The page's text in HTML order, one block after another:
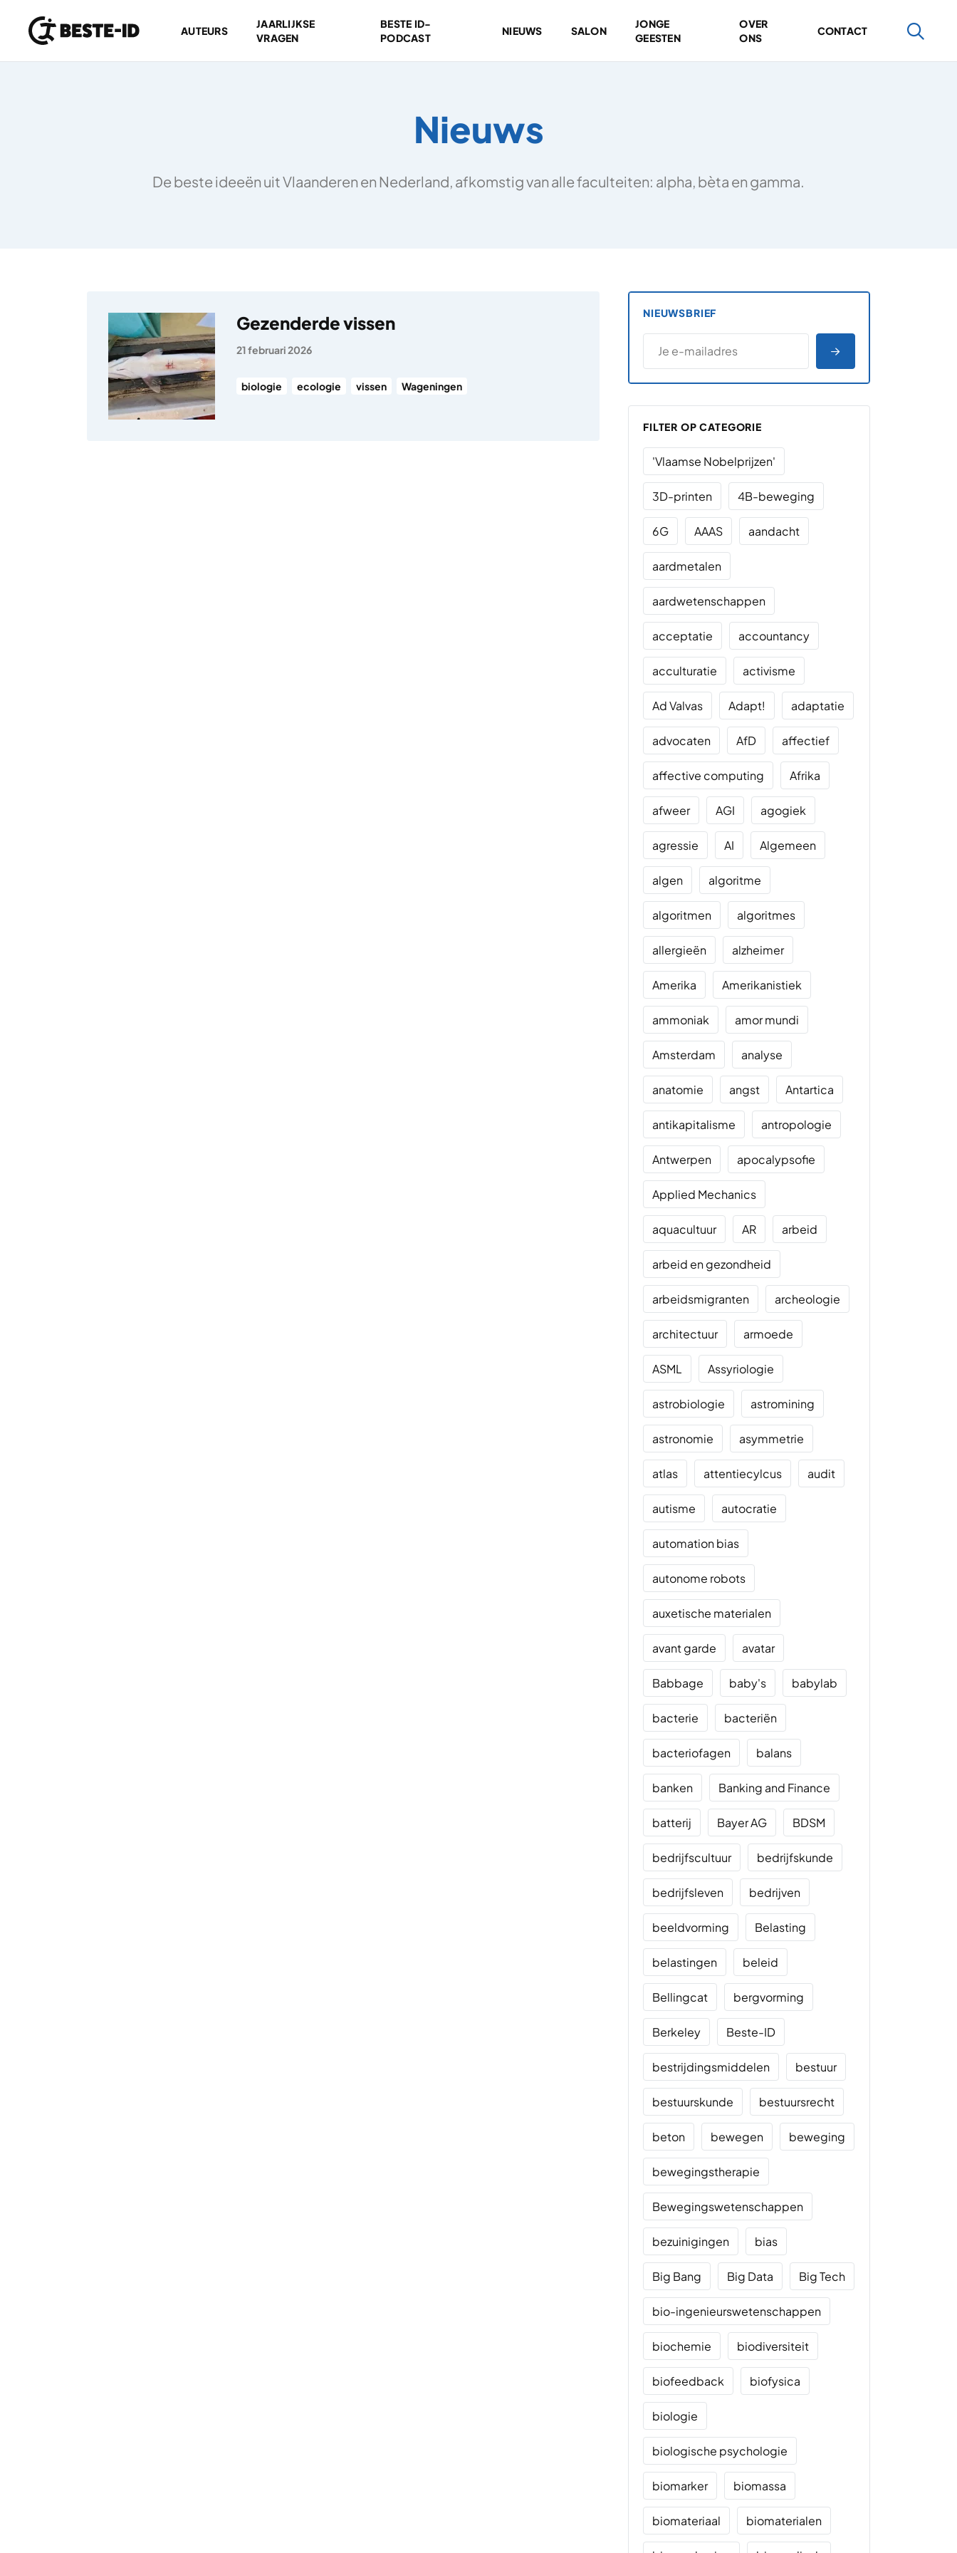
Ga naar inhoud
AUTEURS
JAARLIJKSE
VRAGEN
BESTE ID-
PODCAST
NIEUWS SALON
JONGE
GEESTEN
OVER
ONS
CONTACT
Nieuws
De beste ideeën uit Vlaanderen en Nederland, afkomstig van alle faculteiten: alpha, bèta en gamma.
Gezenderde vissen
21 februari 2026
biologie ecologie vissen Wageningen
NIEUWSBRIEF
E-MAILADRES
*
AANMELDEN
FILTER OP CATEGORIE
'Vlaamse Nobelprijzen'
3D-printen 4B-beweging
6G AAAS aandacht
aardmetalen
aardwetenschappen
acceptatie accountancy
acculturatie activisme
Ad Valvas Adapt! adaptatie
advocaten AfD affectief
affective computing Afrika
afweer AGI agogiek
agressie AI Algemeen
algen algoritme
algoritmen algoritmes
allergieën alzheimer
Amerika Amerikanistiek
ammoniak amor mundi
Amsterdam analyse
anatomie angst Antartica
antikapitalisme antropologie
Antwerpen apocalypsofie
Applied Mechanics
aquacultuur AR arbeid
arbeid en gezondheid
arbeidsmigranten archeologie
architectuur armoede
ASML Assyriologie
astrobiologie astromining
astronomie asymmetrie
atlas attentiecylcus audit
autisme autocratie
automation bias
autonome robots
auxetische materialen
avant garde avatar
Babbage baby's babylab
bacterie bacteriën
bacteriofagen balans
banken Banking and Finance
batterij Bayer AG BDSM
bedrijfscultuur bedrijfskunde
bedrijfsleven bedrijven
beeldvorming Belasting
belastingen beleid
Bellingcat bergvorming
Berkeley Beste-ID
bestrijdingsmiddelen bestuur
bestuurskunde bestuursrecht
beton bewegen beweging
bewegingstherapie
Bewegingswetenschappen
bezuinigingen bias
Big Bang Big Data Big Tech
bio-ingenieurswetenschappen
biochemie biodiversiteit
biofeedback biofysica
biologie
biologische psychologie
biomarker biomassa
biomateriaal biomaterialen